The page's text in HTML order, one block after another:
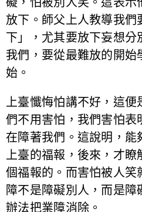
放下。師父上人教導我們
下」，尤其要放下妄想分
我們，要從最難放的開始
始。
上臺懺悔怕講不好，這
們不用害怕，我們害怕
在障著我們。這說明，能
上臺的福報，後來，才瞭
個福報的。而害怕被人笑
障不是障礙別人，而是障
辦法把業障消除。